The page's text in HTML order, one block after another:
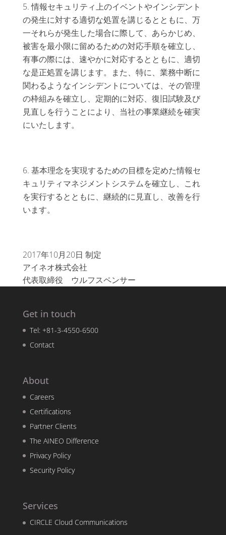
情報セキュリティ上のイベントやインシデント
の発生に対する適切な処置を講じるとともに、万
一それらが発生した場合に際して、あらかじめ、
被害を最小限に留めるための対応手順を確立し、
有事の際には、速やかに対応するとともに、適切
な是正処置を講じます。また、特に、業務中断に
関わるようなインシデントについては、その管理
の枠組みを確立し、定期的に対応、復旧試験及び
見直しを行うことにより、当社の事業継続を確実
にいたします。
基本理念を実現するための目標を定めた情報セ
キュリティマネジメントシステムを確立し、これ
を実行するとともに、継続的に見直し、改善を行
います。
2017年10月20日 制定
アイネオ株式会社
代表取締役 ウルフスペンサー
Get in touch
Tel: +81-3-4550-6500
Contact
About
Careers
Certifications
Partner Clients
The AINEO Difference
Privacy Policy
Security Policy
Services
CIRCLE Cloud Communications